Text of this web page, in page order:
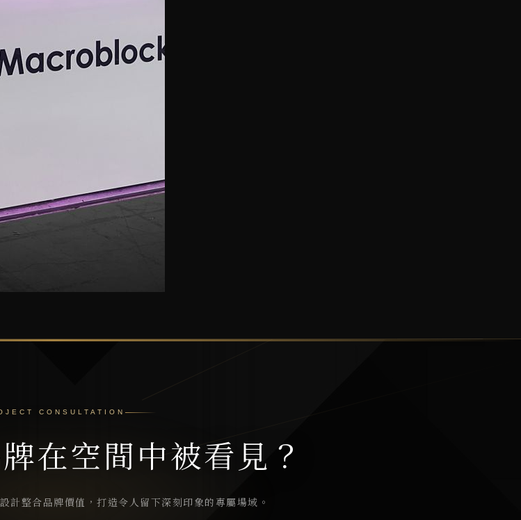
CONSULTATION
在空間中被看見？
計整合品牌價值，打造令人留下深刻印象的專屬場域。